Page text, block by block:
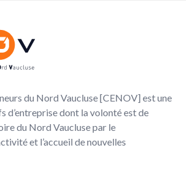
du Nord Vaucluse [CENOV] est une
d’entreprise dont la volonté est de
du Nord Vaucluse par le
et l’accueil de nouvelles